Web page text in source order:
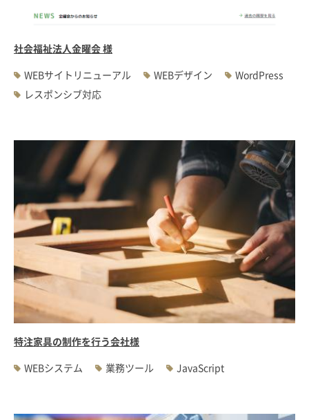
社会福祉法人金曜会 様
WEBサイトリニューアル
WEBデザイン
WordPress
レスポンシブ対応
特注家具の制作を行う会社様
WEBシステム
業務ツール JavaScript